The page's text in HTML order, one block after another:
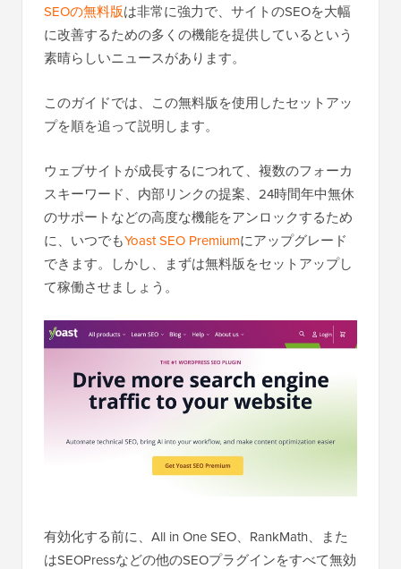
SEOの無料版は非常に強力で、サイトのSEOを大幅
に改善するための多くの機能を提供しているという
素晴らしいニュースがあります。
このガイドでは、この無料版を使用したセットアッ
プを順を追って説明します。
ウェブサイトが成長するにつれて、複数のフォーカ
スキーワード、内部リンクの提案、24時間年中無休
のサポートなどの高度な機能をアンロックするため
に、いつでもYoast SEO Premiumにアップグレード
できます。しかし、まずは無料版をセットアップし
て稼働させましょう。
有効化する前に、All in One SEO、RankMath、また
はSEOPressなどの他のSEOプラグインをすべて無効